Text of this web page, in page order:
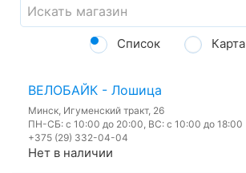
Список Карта
ВЕЛОБАЙК - Лошица
Минск, Игуменский тракт, 26
ПН-СБ: с 10:00 до 20:00, ВС: с 10:00 до 18:00
+375 (29) 332-04-04
Нет в наличии